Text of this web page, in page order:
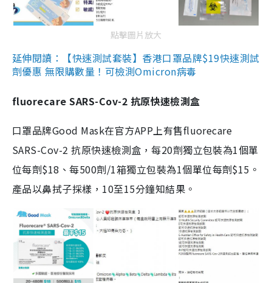
點擊圖片放大
延伸閱讀：【快速測試套裝】香港口罩品牌$19快速測試
劑優惠 無限購數量！可檢測Omicron病毒
fluorecare SARS-Cov-2 抗原快速檢測盒
口罩品牌Good Mask在官方APP上有售fluorecare
SARS-Cov-2 抗原快速檢測盒，每20劑獨立包裝為1個單
位每劑$18、每500劑/1箱獨立包裝為1個單位每劑$15。
產品以鼻拭子採樣，10至15分鐘知結果。